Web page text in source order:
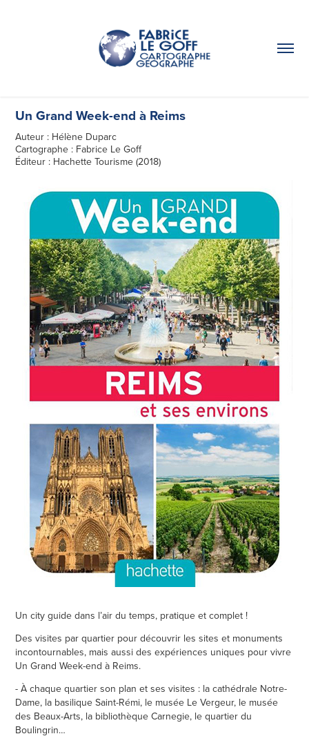
Un Grand Week-end à Reims
Auteur : Hélène Duparc
Cartographe : Fabrice Le Goff
Éditeur : Hachette Tourisme (2018)
Un city guide dans l’air du temps, pratique et complet !
Des visites par quartier pour découvrir les sites et monuments
incontournables, mais aussi des expériences uniques pour vivre
Un Grand Week-end à Reims.
- À chaque quartier son plan et ses visites : la cathédrale Notre-
Dame, la basilique Saint-Rémi, le musée Le Vergeur, le musée
des Beaux-Arts, la bibliothèque Carnegie, le quartier du
Boulingrin…